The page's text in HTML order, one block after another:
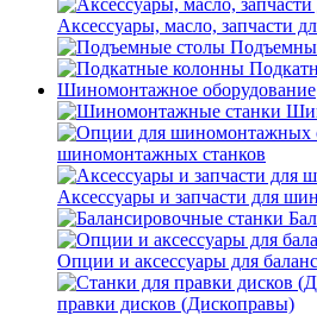
Аксессуары, масло, запчасти
Шиномонтажное оборудование
шиномонтажных станков
Аксессуары и запчасти для
Опции и аксессуары для
правки дисков (Дископравы)